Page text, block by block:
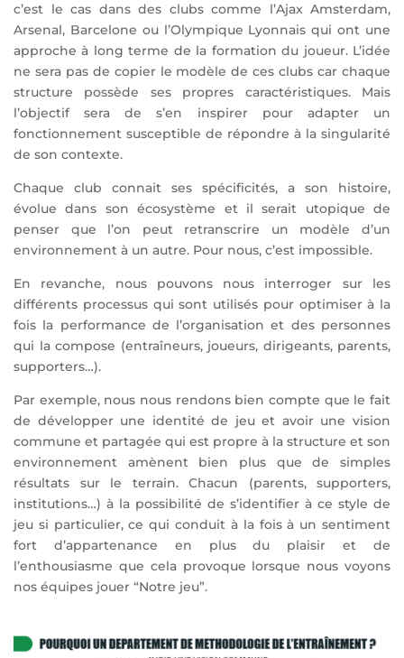
c’est le cas dans des clubs comme l’Ajax Amsterdam,
Arsenal, Barcelone ou l’Olympique Lyonnais qui ont une
approche à long terme de la formation du joueur. L’idée
ne sera pas de copier le modèle de ces clubs car chaque
structure possède ses propres caractéristiques. Mais
l’objectif sera de s’en inspirer pour adapter un
fonctionnement susceptible de répondre à la singularité
de son contexte.
Chaque club connait ses spécificités, a son histoire,
évolue dans son écosystème et il serait utopique de
penser que l’on peut retranscrire un modèle d’un
environnement à un autre. Pour nous, c’est impossible.
En revanche, nous pouvons nous interroger sur les
différents processus qui sont utilisés pour optimiser à la
fois la performance de l’organisation et des personnes
qui la compose (entraîneurs, joueurs, dirigeants, parents,
supporters…).
Par exemple, nous nous rendons bien compte que le fait
de développer une identité de jeu et avoir une vision
commune et partagée qui est propre à la structure et son
environnement amènent bien plus que de simples
résultats sur le terrain. Chacun (parents, supporters,
institutions…) à la possibilité de s’identifier à ce style de
jeu si particulier, ce qui conduit à la fois à un sentiment
fort d’appartenance en plus du plaisir et de
l’enthousiasme que cela provoque lorsque nous voyons
nos équipes jouer “Notre jeu”.